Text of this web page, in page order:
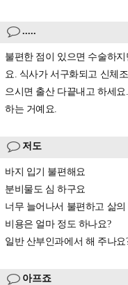
.....
불편한 점이 있으면 수술하
요. 식사가 서구화되고 신체
으시면 출산 다끝내고 하세
하는 거예요.
저도
바지 입기 불편해요
분비물도 심 하구요
너무 늘어나서 불편하고 삶
비용은 얼마 정도 하나요?
일반 산부인과에서 해 주나요
아프죠